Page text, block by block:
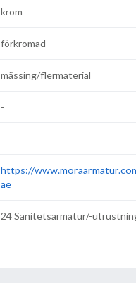
krom
förkromad
mässing/flermaterial
-
-
https://
ae
24 Sanitetsarmatur/-